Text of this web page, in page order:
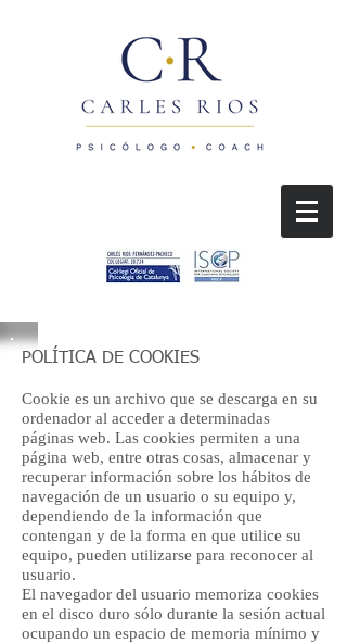
POLÍTICA DE COOKIES
Cookie es un archivo que se descarga en su
ordenador al acceder a determinadas
páginas web. Las cookies permiten a una
página web, entre otras cosas, almacenar y
recuperar información sobre los hábitos de
navegación de un usuario o su equipo y,
dependiendo de la información que
contengan y de la forma en que utilice su
equipo, pueden utilizarse para reconocer al
usuario.
El navegador del usuario memoriza cookies
en el disco duro sólo durante la sesión actual
ocupando un espacio de memoria mínimo y